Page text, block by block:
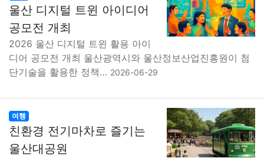
울산 디지털 트윈 아이디어
공모전 개최
2026 울산 디지털 트윈 활용 아이
디어 공모전 개최 울산광역시와 울산정보산업진흥원이 첨
단기술을 활용한 정책… 2026-06-29
여행
친환경 전기마차로 즐기는
울산대공원